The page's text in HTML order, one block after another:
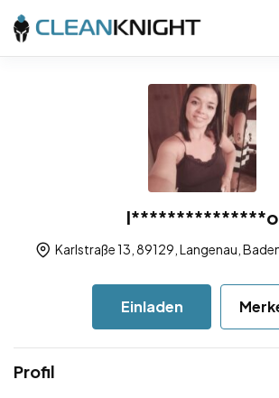
I***************o
Karlstraße 13, 89129, Langenau,
Einladen
Profil